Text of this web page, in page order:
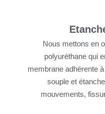
Nous mettons en
polyuréthane qui
membrane adhérente
souple et
mouvements,